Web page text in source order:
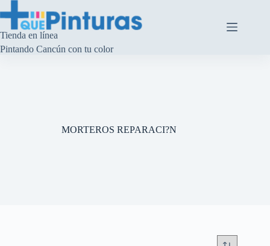
al
contenido
Tienda en línea
Pintando Cancún con tu color
MORTEROS REPARACI?N